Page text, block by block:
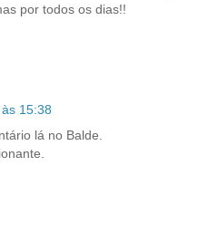
por todos os dias!!
15:38
lá no Balde.